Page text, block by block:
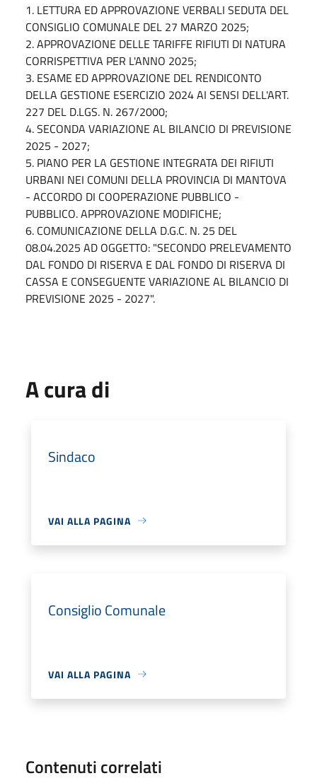
1. LETTURA ED APPROVAZIONE VERBALI SEDUTA DEL
CONSIGLIO COMUNALE DEL 27 MARZO 2025;
2. APPROVAZIONE DELLE TARIFFE RIFIUTI DI NATURA
CORRISPETTIVA PER L'ANNO 2025;
3. ESAME ED APPROVAZIONE DEL RENDICONTO
DELLA GESTIONE ESERCIZIO 2024 AI SENSI DELL'ART.
227 DEL D.LGS. N. 267/2000;
4. SECONDA VARIAZIONE AL BILANCIO DI PREVISIONE
2025 - 2027;
5. PIANO PER LA GESTIONE INTEGRATA DEI RIFIUTI
URBANI NEI COMUNI DELLA PROVINCIA DI MANTOVA
- ACCORDO DI COOPERAZIONE PUBBLICO -
PUBBLICO. APPROVAZIONE MODIFICHE;
6. COMUNICAZIONE DELLA D.G.C. N. 25 DEL
08.04.2025 AD OGGETTO: "SECONDO PRELEVAMENTO
DAL FONDO DI RISERVA E DAL FONDO DI RISERVA DI
CASSA E CONSEGUENTE VARIAZIONE AL BILANCIO DI
PREVISIONE 2025 - 2027".
A cura di
Sindaco
VAI ALLA PAGINA
Consiglio Comunale
VAI ALLA PAGINA
Contenuti correlati